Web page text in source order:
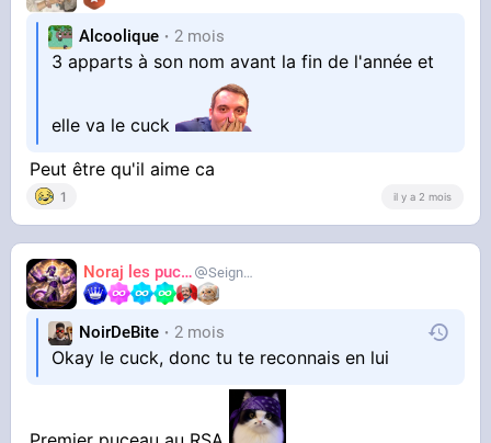
Alcoolique 2 mois
3 apparts à son nom avant la fin de l'année et
elle va le cuck
Peut être qu'il aime ca
1 il y a 2 mois
Noraj les pucix SeigneurCooler
NoirDeBite 2 mois
Okay le cuck, donc tu te reconnais en lui